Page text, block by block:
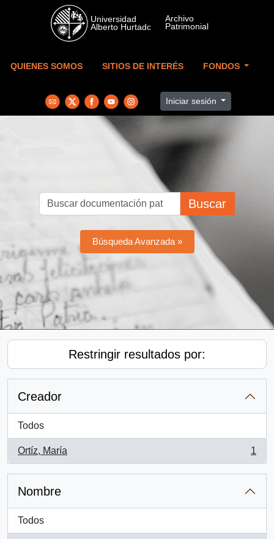
Skip to main content
QUIENES SOMOS SITIOS DE INTERÉS FONDOS
Iniciar sesión
Buscar
Búsqueda Avanzada »
Restringir resultados por:
Creador
Todos
Ortíz, María
, 1 resultados
1
Nombre
Todos